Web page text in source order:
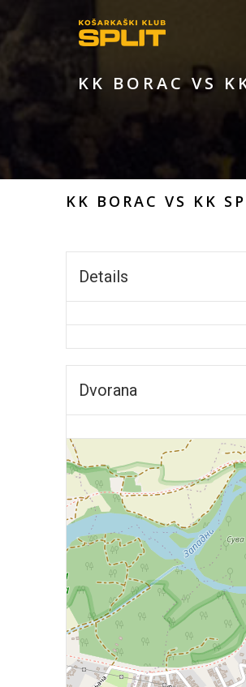
KK BORAC VS
KK BORAC VS KK
Details
Dvorana